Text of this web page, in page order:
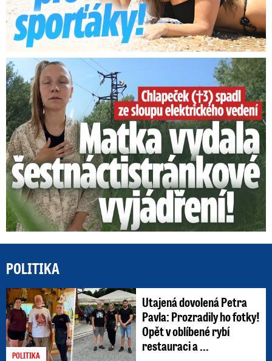
Smrtelný pád chlapce: Matka vydala vyjádření na 16 stran
POLITIKA
POLITIKA
Utajená dovolená Petra
Pavla: Prozradily ho fotky!
Opět v oblíbené rybí
restauraci a ...